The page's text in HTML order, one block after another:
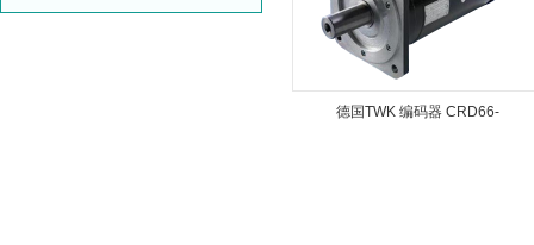
德国TWK 编码器 CRD66-